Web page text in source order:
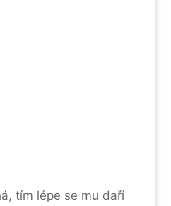
tím lépe se mu daří